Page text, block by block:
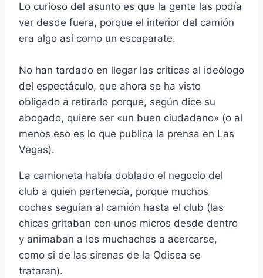
Lo curioso del asunto es que la gente las podí­a
ver desde fuera, porque el interior del camión
era algo así­ como un escaparate.
No han tardado en llegar las crí­ticas al ideólogo
del espectáculo, que ahora se ha visto
obligado a retirarlo porque, según dice su
abogado, quiere ser «un buen ciudadano» (o al
menos eso es lo que publica la prensa en Las
Vegas).
La camioneta habí­a doblado el negocio del
club a quien pertenecí­a, porque muchos
coches seguí­an al camión hasta el club (las
chicas gritaban con unos micros desde dentro
y animaban a los muchachos a acercarse,
como si de las sirenas de la Odisea se
trataran).